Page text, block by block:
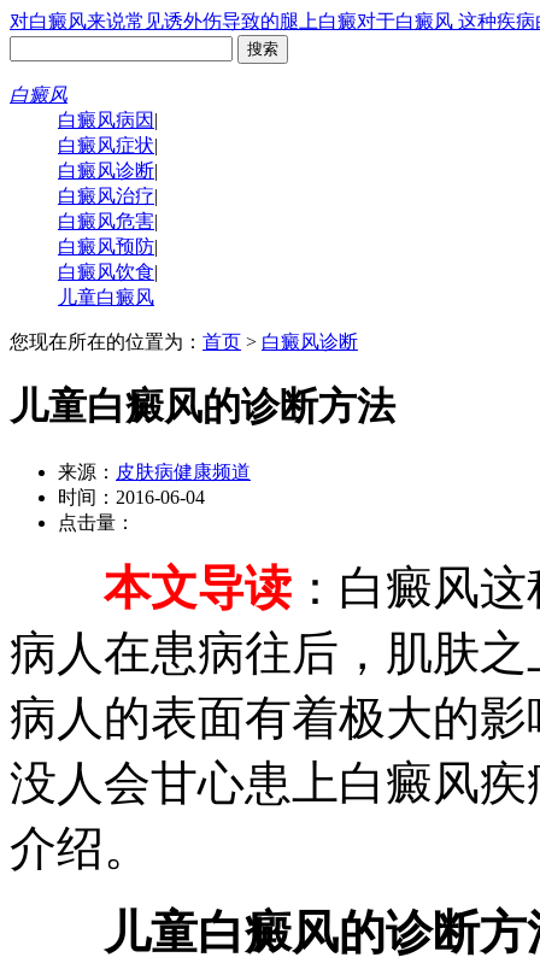
对白癜风来说常见诱外伤导致的腿上白癜对于白癜风 这种疾病
白癜风
白癜风病因 |
白癜风症状|
白癜风诊断|
白癜风治疗|
白癜风危害|
白癜风预防|
白癜风饮食|
儿童白癜风
您现在所在的位置为： 首页 > 白癜风诊断
儿童白癜风的诊断方法
来源： 皮肤病健康频道
时间：2016-06-04
点击量：
本文导读 ：白癜风
病人在患病往后，肌肤
病人的表面有着极大的
没人会甘心患上白癜风
介绍。
儿童白癜风的诊断方